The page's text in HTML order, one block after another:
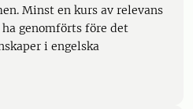
Minst en kurs av relevans
genomförts före det
i engelska